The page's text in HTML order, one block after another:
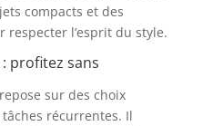
compacts et des
respecter l’esprit du style.
: profitez sans
sur des choix
récurrentes. Il